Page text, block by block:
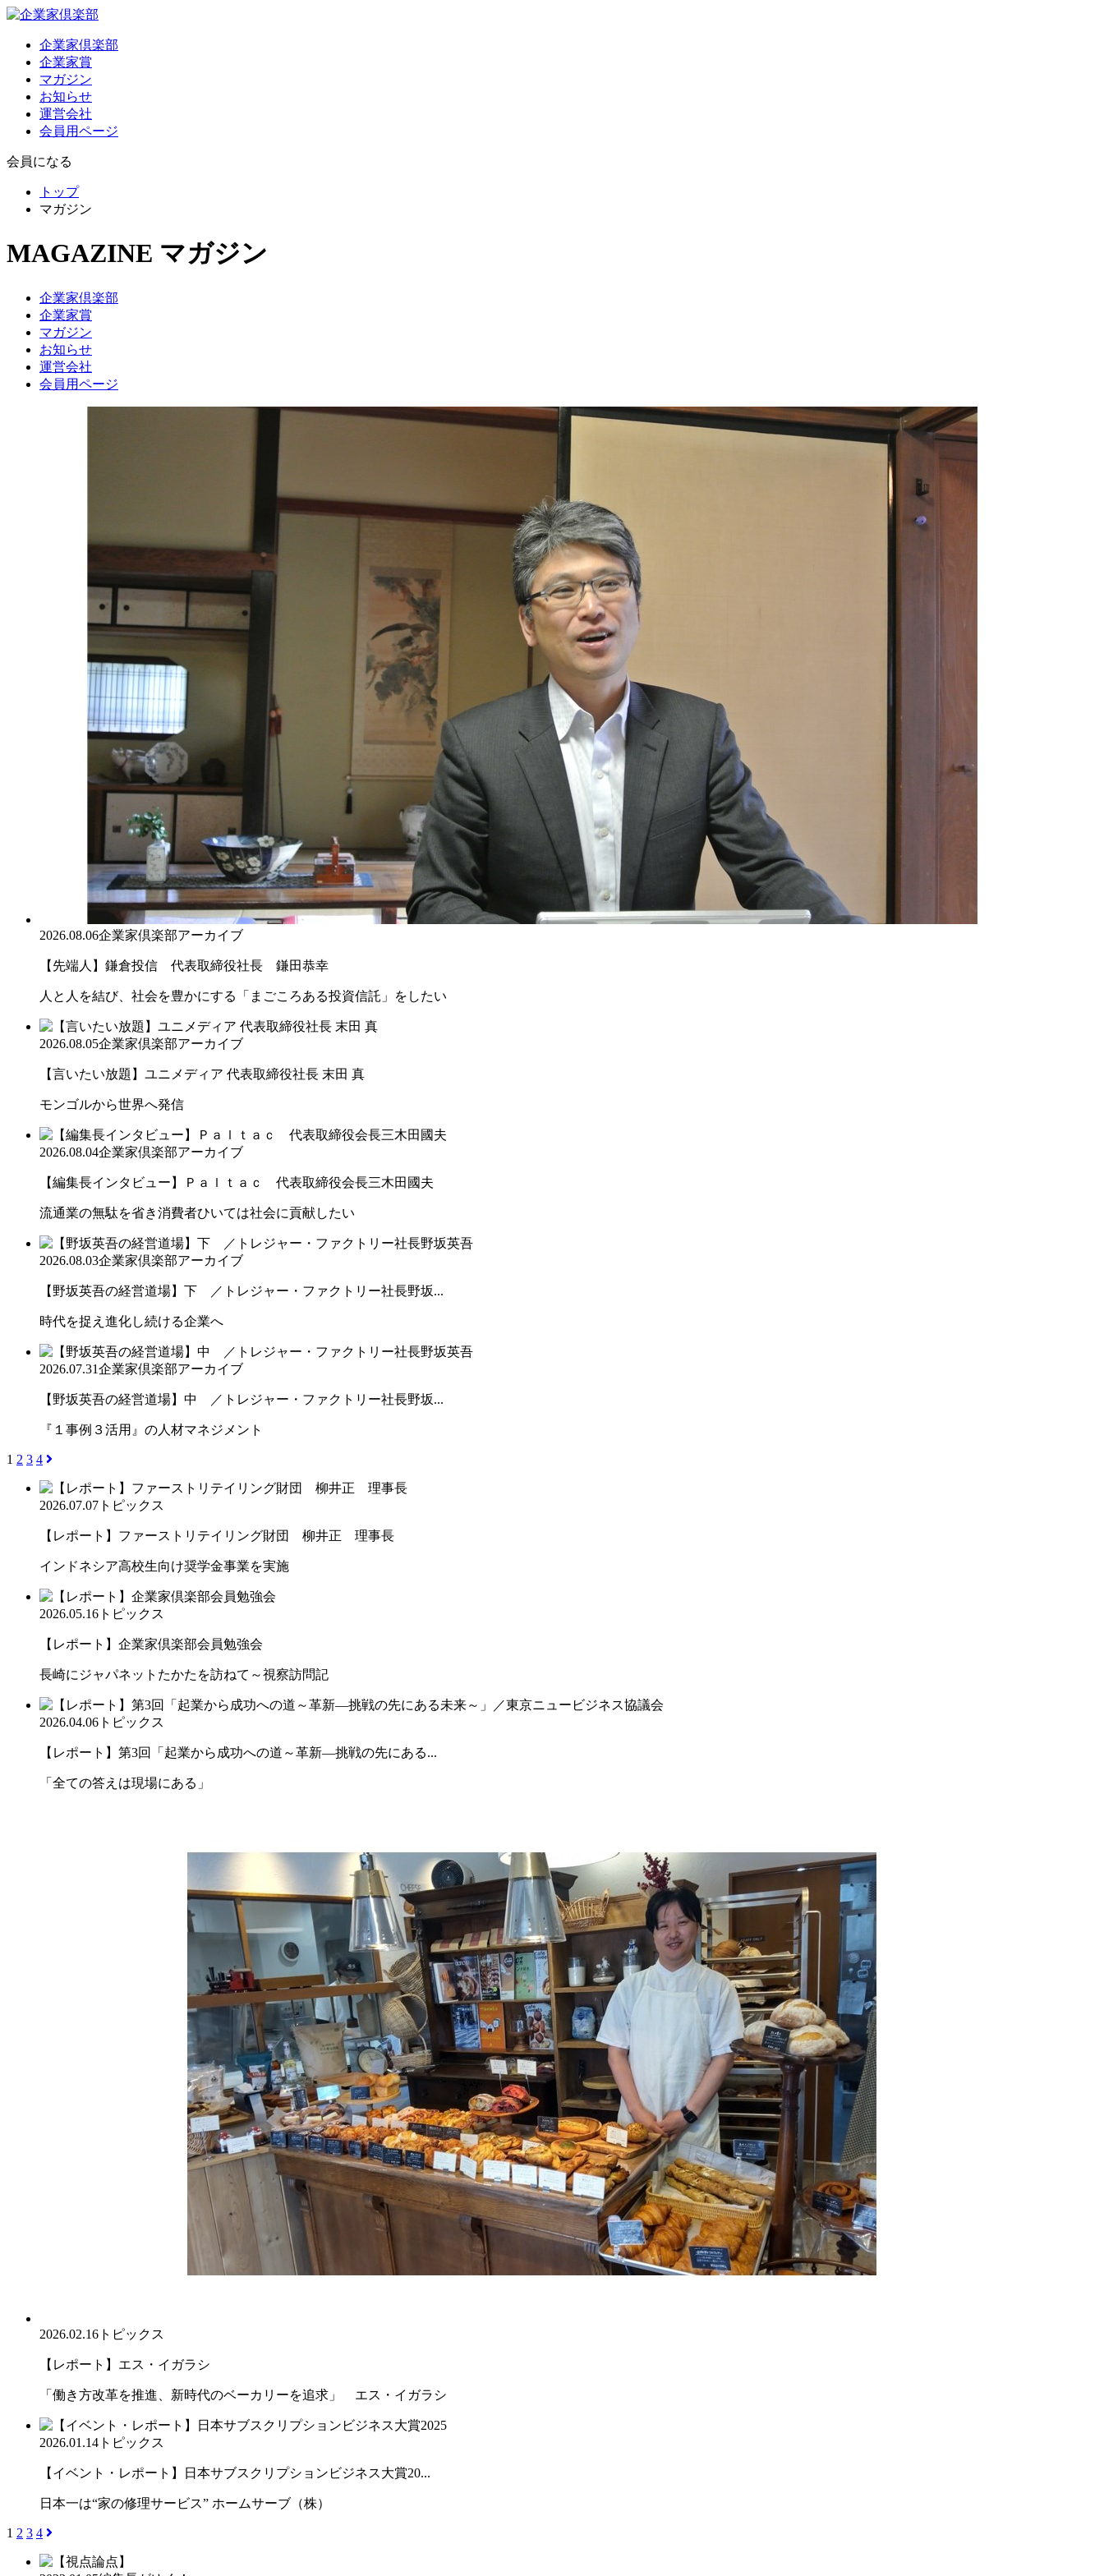
企業家倶楽部
企業家賞
マガジン
お知らせ
運営会社
会員用ページ
会員になる
トップ
マガジン
MAGAZINE マガジン
企業家倶楽部
企業家賞
マガジン
お知らせ
運営会社
会員用ページ
2026.08.06企業家倶楽部アーカイブ
【先端人】鎌倉投信 代表取締役社長 鎌田恭幸
人と人を結び、社会を豊かにする「まごころある投資信託」をしたい
2026.08.05企業家倶楽部アーカイブ
【言いたい放題】ユニメディア 代表取締役社長 末田 真
モンゴルから世界へ発信
2026.08.04企業家倶楽部アーカイブ
【編集長インタビュー】Ｐａｌｔａｃ 代表取締役会長三木田國夫
流通業の無駄を省き消費者ひいては社会に貢献したい
2026.08.03企業家倶楽部アーカイブ
【野坂英吾の経営道場】下 ／トレジャー・ファクトリー社長野坂...
時代を捉え進化し続ける企業へ
2026.07.31企業家倶楽部アーカイブ
【野坂英吾の経営道場】中 ／トレジャー・ファクトリー社長野坂...
『１事例３活用』の人材マネジメント
1 2 3 4
2026.07.07 トピックス
【レポート】ファーストリテイリング財団 柳井正 理事長
インドネシア高校生向け奨学金事業を実施
2026.05.16 トピックス
【レポート】企業家倶楽部会員勉強会
長崎にジャパネットたかたを訪ねて～視察訪問記
2026.04.06 トピックス
【レポート】第3回「起業から成功への道～革新―挑戦の先にある...
「全ての答えは現場にある」
2026.02.16 トピックス
【レポート】エス・イガラシ
「働き方改革を推進、新時代のベーカリーを追求」 エス・イガラシ
2026.01.14 トピックス
【イベント・レポート】日本サブスクリプションビジネス大賞20...
日本一は“家の修理サービス” ホームサーブ（株）
1 2 3 4